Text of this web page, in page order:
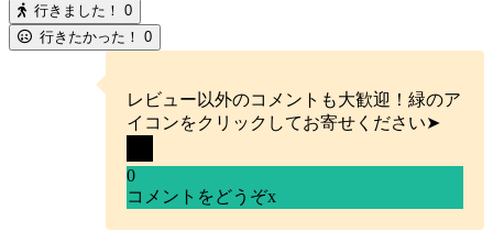
行きました！ 0
行きたかった！ 0
レビュー以外のコメントも大歓迎！緑のア
イコンをクリックしてお寄せください➤
0
コメントをどうぞx